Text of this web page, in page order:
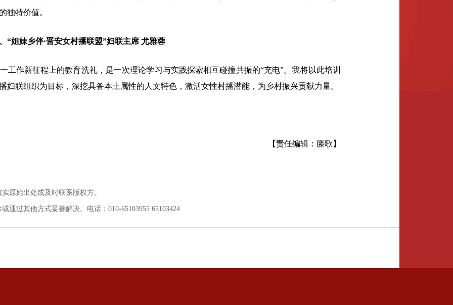
独特价值。
“姐妹乡伴·晋安女村播联盟”妇联主席 尤雅蓉
新征程上的教育洗礼，是一次理论学习与实践探索相互碰撞共振的“充电”。我将以此培训
妇联组织为目标，深挖具备本土属性的人文特色，激活女性村播潜能，为乡村振兴贡献力量。
【责任编辑：滕歌】
原始出处或及时联系版权方。
通过其他方式妥善解决。电话：010-65103955 65103424